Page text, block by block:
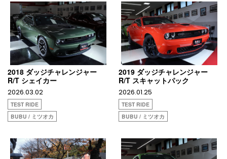
2018 ダッジチャレンジャー
R/T シェイカー
2026.03.02
TEST RIDE
BUBU / ミツオカ
2019 ダッジチャレンジャー
R/T スキャットパック
2026.01.25
TEST RIDE
BUBU / ミツオカ